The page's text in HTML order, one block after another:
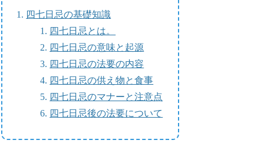
四七日忌の基礎知識
四七日忌とは。
四七日忌の意味と起源
四七日忌の法要の内容
四七日忌の供え物と食事
四七日忌のマナーと注意点
四七日忌後の法要について